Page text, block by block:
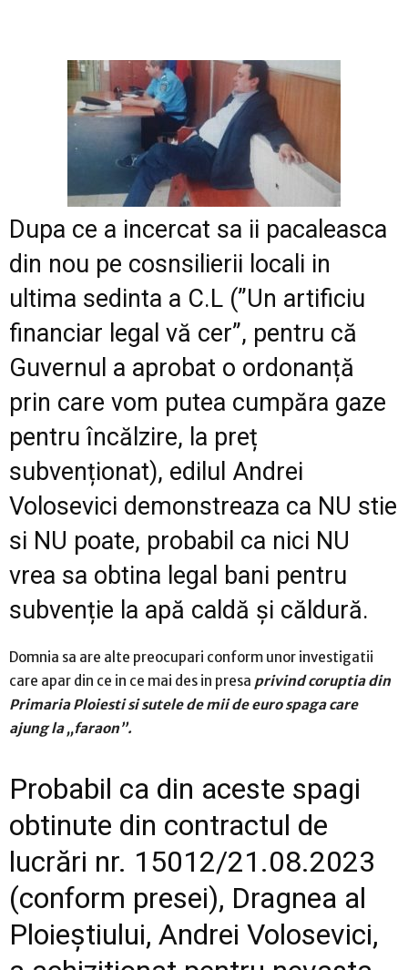
Dupa ce a incercat sa ii pacaleasca
din nou pe cosnsilierii locali in
ultima sedinta a C.L (”Un artificiu
financiar legal vă cer”, pentru că
Guvernul a aprobat o ordonanță
prin care vom putea cumpăra gaze
pentru încălzire, la preț
subvenționat), edilul Andrei
Volosevici demonstreaza ca NU stie
si NU poate, probabil ca nici NU
vrea sa obtina legal bani pentru
subvenție la apă caldă și căldură.
Domnia sa are alte preocupari conform unor investigatii
care apar din ce in ce mai des in presa privind coruptia din
Primaria Ploiesti si sutele de mii de euro spaga care
ajung la „faraon”.
Probabil ca din aceste spagi
obtinute din contractul de
lucrări nr. 15012/21.08.2023
(conform presei), Dragnea al
Ploieștiului, Andrei Volosevici,